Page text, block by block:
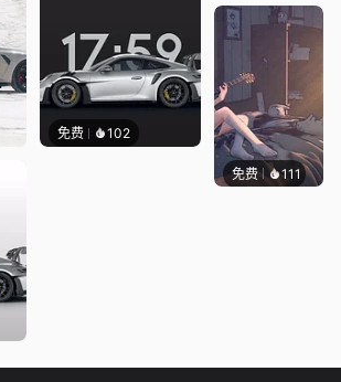
免费 102
免费 111